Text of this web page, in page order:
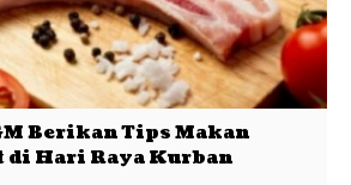
Berikan Tips Makan
di Hari Raya Kurban